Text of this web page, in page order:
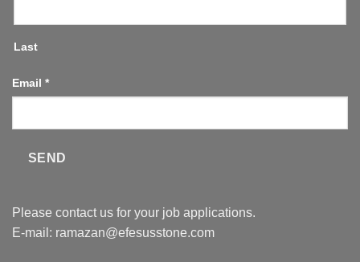
Last
Email *
SEND
Please contact us for your job applications.
E-mail: ramazan@efesusstone.com